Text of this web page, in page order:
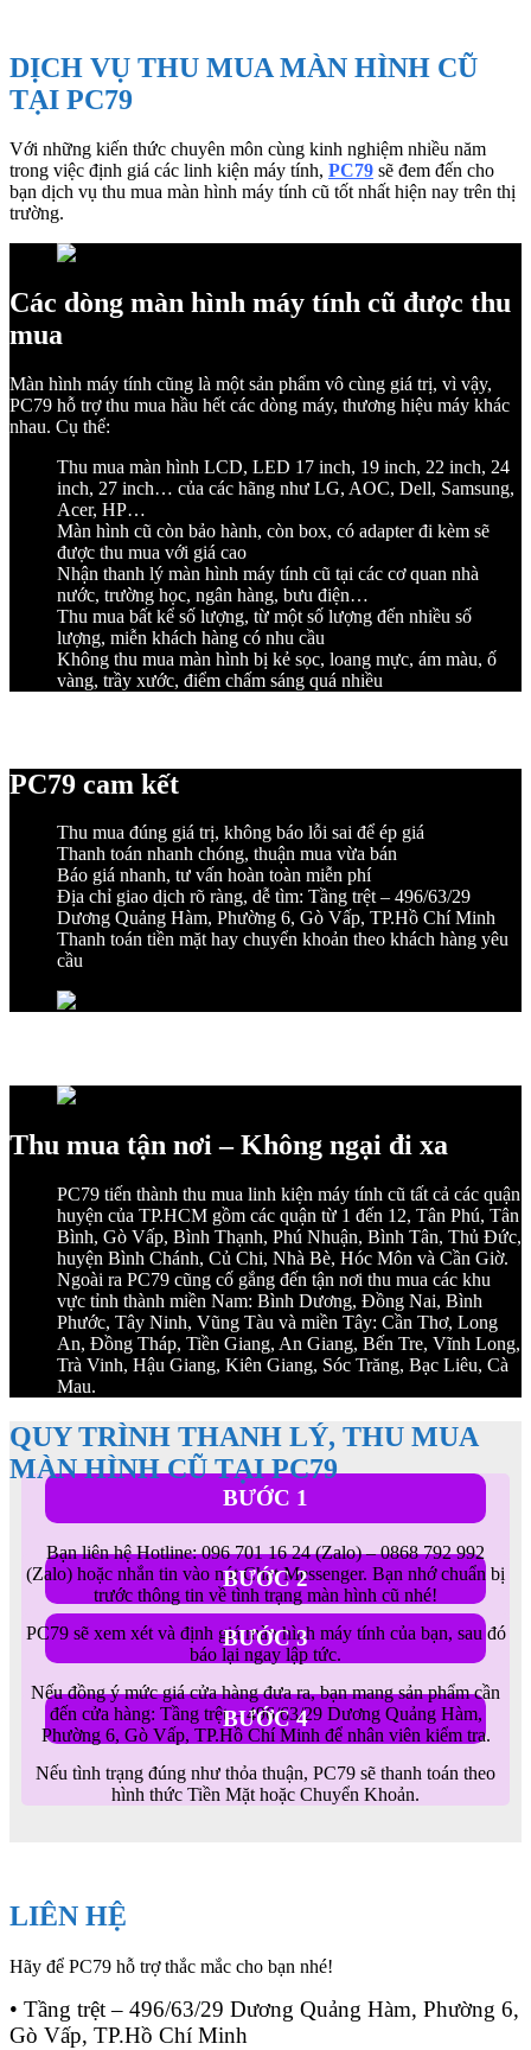
DỊCH VỤ THU MUA MÀN HÌNH CŨ
TẠI PC79
Với những kiến thức chuyên môn cùng kinh nghiệm nhiều năm
trong việc định giá các linh kiện máy tính, PC79 sẽ đem đến cho
bạn dịch vụ thu mua màn hình máy tính cũ tốt nhất hiện nay trên thị
trường.
Các dòng màn hình máy tính cũ được thu
mua
Màn hình máy tính cũng là một sản phẩm vô cùng giá trị, vì vậy,
PC79 hỗ trợ thu mua hầu hết các dòng máy, thương hiệu máy khác
nhau. Cụ thể:
Thu mua màn hình LCD, LED 17 inch, 19 inch, 22 inch, 24
inch, 27 inch… của các hãng như LG, AOC, Dell, Samsung,
Acer, HP…
Màn hình cũ còn bảo hành, còn box, có adapter đi kèm sẽ
được thu mua với giá cao
Nhận thanh lý màn hình máy tính cũ tại các cơ quan nhà
nước, trường học, ngân hàng, bưu điện…
Thu mua bất kể số lượng, từ một số lượng đến nhiều số
lượng, miễn khách hàng có nhu cầu
Không thu mua màn hình bị kẻ sọc, loang mực, ám màu, ố
vàng, trầy xước, điểm chấm sáng quá nhiều
PC79 cam kết
Thu mua đúng giá trị, không báo lỗi sai để ép giá
Thanh toán nhanh chóng, thuận mua vừa bán
Báo giá nhanh, tư vấn hoàn toàn miễn phí
Địa chỉ giao dịch rõ ràng, dễ tìm: Tầng trệt – 496/63/29
Dương Quảng Hàm, Phường 6, Gò Vấp, TP.Hồ Chí Minh
Thanh toán tiền mặt hay chuyển khoản theo khách hàng yêu
cầu
Thu mua tận nơi – Không ngại đi xa
PC79 tiến thành thu mua linh kiện máy tính cũ tất cả các quận
huyện của TP.HCM gồm các quận từ 1 đến 12, Tân Phú, Tân
Bình, Gò Vấp, Bình Thạnh, Phú Nhuận, Bình Tân, Thủ Đức,
huyện Bình Chánh, Củ Chi, Nhà Bè, Hóc Môn và Cần Giờ.
Ngoài ra PC79 cũng cố gắng đến tận nơi thu mua các khu
vực tỉnh thành miền Nam: Bình Dương, Đồng Nai, Bình
Phước, Tây Ninh, Vũng Tàu và miền Tây: Cần Thơ, Long
An, Đồng Tháp, Tiền Giang, An Giang, Bến Tre, Vĩnh Long,
Trà Vinh, Hậu Giang, Kiên Giang, Sóc Trăng, Bạc Liêu, Cà
Mau.
QUY TRÌNH THANH LÝ, THU MUA
MÀN HÌNH CŨ TẠI PC79
BƯỚC 1
Bạn liên hệ Hotline: 096 701 16 24 (Zalo) – 0868 792 992
(Zalo) hoặc nhắn tin vào nút Chat Messenger. Bạn nhớ chuẩn bị
trước thông tin về tình trạng màn hình cũ nhé!
BƯỚC 2
PC79 sẽ xem xét và định giá màn hình máy tính của bạn, sau đó
báo lại ngay lập tức.
BƯỚC 3
Nếu đồng ý mức giá cửa hàng đưa ra, bạn mang sản phẩm cần
đến cửa hàng: Tầng trệt – 496/63/29 Dương Quảng Hàm,
Phường 6, Gò Vấp, TP.Hồ Chí Minh để nhân viên kiểm tra.
BƯỚC 4
Nếu tình trạng đúng như thỏa thuận, PC79 sẽ thanh toán theo
hình thức Tiền Mặt hoặc Chuyển Khoản.
LIÊN HỆ
Hãy để PC79 hỗ trợ thắc mắc cho bạn nhé!
• Tầng trệt – 496/63/29 Dương Quảng Hàm, Phường 6,
Gò Vấp, TP.Hồ Chí Minh